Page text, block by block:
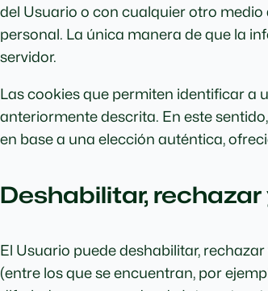
del Usuario o con cualquier otro
personal. La única manera de que la
servidor.
Las cookies que permiten identificar a
anteriormente descrita. En este
en base a una elección auténtica,
Deshabilitar,
El Usuario puede deshabilitar,
(entre los que se encuentran, por